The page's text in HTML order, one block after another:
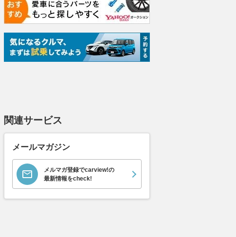
関連サービス
メールマガジン
メルマガ登録でcarview!の
最新情報をcheck!